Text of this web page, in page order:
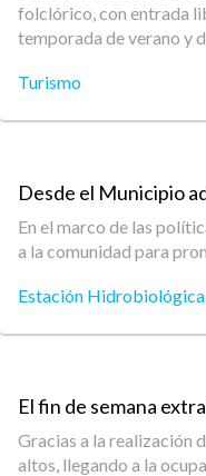
folclórico, con entrada
temporada de verano y
Turismo
Desde el Municipio
En el marco de las
a la comunidad para
Estación Hidrobiológica
El fin de semana
Gracias a la realización
altos, llegando a la